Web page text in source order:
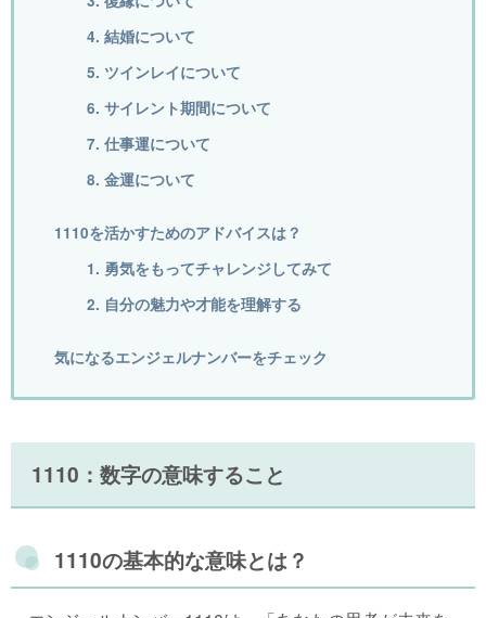
4. 結婚について
5. ツインレイについて
6. サイレント期間について
7. 仕事運について
8. 金運について
1110を活かすためのアドバイスは？
1. 勇気をもってチャレンジしてみて
2. 自分の魅力や才能を理解する
気になるエンジェルナンバーをチェック
1110：数字の意味すること
1110の基本的な意味とは？